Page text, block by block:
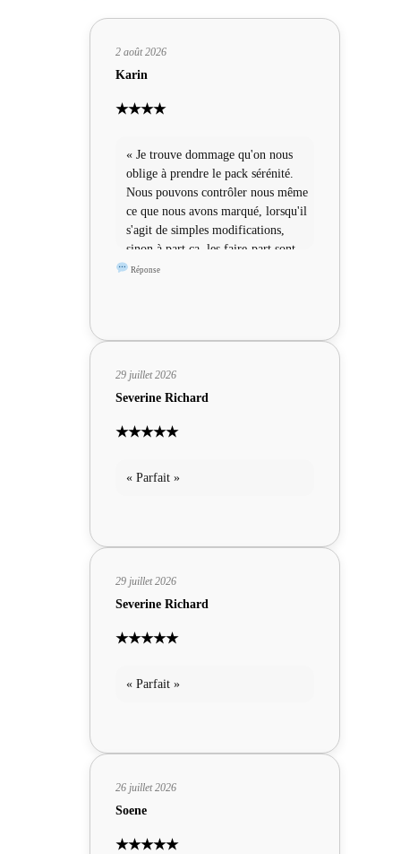
2 août 2026
Karin
★★★★
« Je trouve dommage qu'on nous
oblige à prendre le pack sérénité.
Nous pouvons contrôler nous même
ce que nous avons marqué, lorsqu'il
s'agit de simples modifications,
sinon à part ça, les faire-part sont
sympas »
Réponse
29 juillet 2026
Severine Richard
★★★★★
« Parfait »
29 juillet 2026
Severine Richard
★★★★★
« Parfait »
26 juillet 2026
Soene
★★★★★